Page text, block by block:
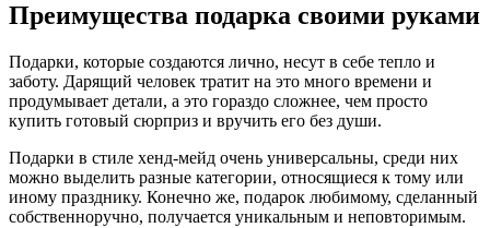
Преимущества подарка своими руками
Подарки, которые создаются лично, несут в себе тепло и
заботу. Дарящий человек тратит на это много времени и
продумывает детали, а это гораздо сложнее, чем просто
купить готовый сюрприз и вручить его без души.
Подарки в стиле хенд-мейд очень универсальны, среди них
можно выделить разные категории, относящиеся к тому или
иному празднику. Конечно же, подарок любимому, сделанный
собственноручно, получается уникальным и неповторимым.